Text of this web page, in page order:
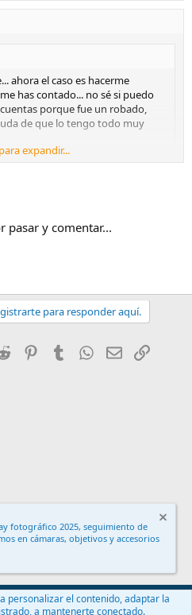
ahora el caso es hacerme
has contado... no sé si puedo
porque fue un robado,
de que lo tengo todo muy
te invito a comer y que pidas lo
Al contrario, te agradezco
desahuciado la foto por no
se pueden repetir. Cuando hagas
retratos muy cerrados para
te acercas y la dices que si puedes
expandir...
pasar y comentar...
para responder aquí.
Reddit PinterestTumblr WhatsApp
EmailEnlace
fotográfico 2025, seguimiento de
en cámaras, objetivos y accesorios
personalizar el contenido, adaptar la
a mantenerte conectado.